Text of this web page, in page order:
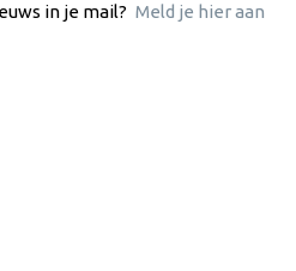
in je mail? Meld je hier aan